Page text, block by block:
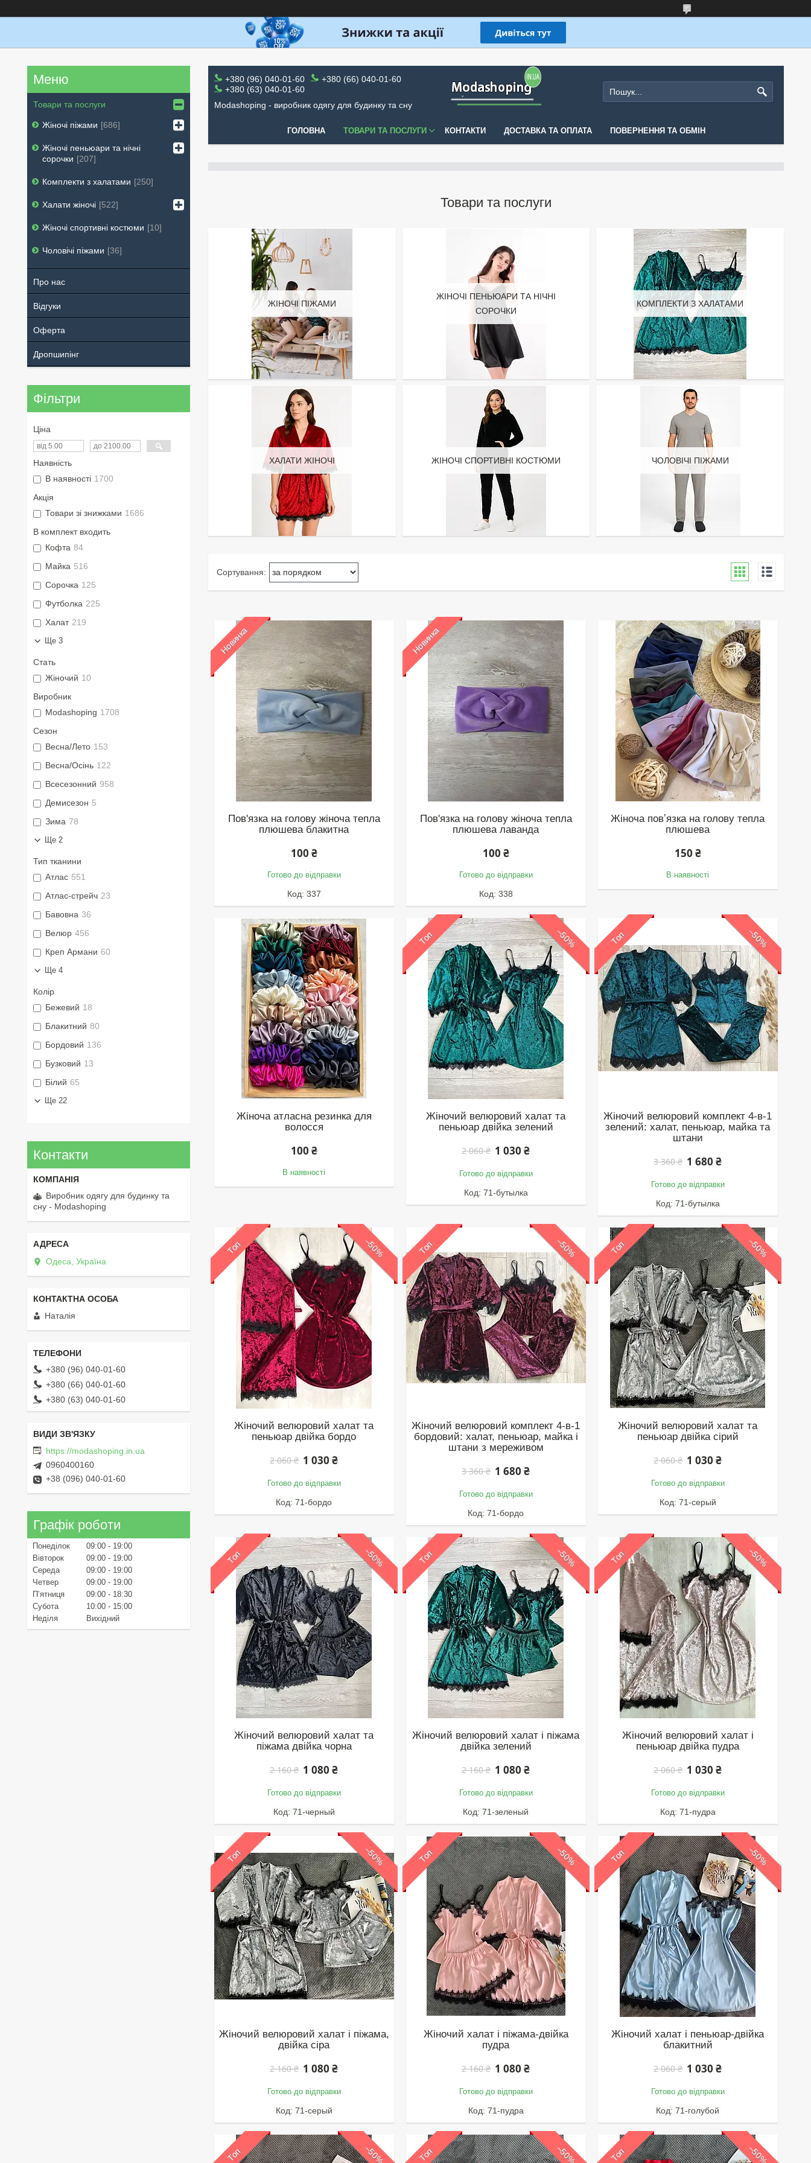
+380 (96) 040-01-60
+380 (66) 040-01-60
+380 (63) 040-01-60
Modashoping - виробник одягу для будинку та сну
ГОЛОВНА ТОВАРИ ТА ПОСЛУГИ КОНТАКТИ ДОСТАВКА ТА ОПЛАТА ПОВЕРНЕННЯ ТА ОБМІН
Товари та послуги
ЖІНОЧІ ПІЖАМИ
ЖІНОЧІ ПЕНЬЮАРИ ТА НІЧНІ
СОРОЧКИ
КОМПЛЕКТИ З ХАЛАТАМИ
ХАЛАТИ ЖІНОЧІ ЖІНОЧІ СПОРТИВНІ КОСТЮМИ ЧОЛОВІЧІ ПІЖАМИ
Новинка
Пов'язка на голову жіноча тепла
плюшева блакитна
100 ₴
Готово до відправки
337
Новинка
Пов'язка на голову жіноча тепла
плюшева лаванда
100 ₴
Готово до відправки
338
Жіноча повʼязка на голову тепла
плюшева
150 ₴
В наявності
Жіноча атласна резинка для
волосся
100 ₴
В наявності
Топ –50%
Жіночий велюровий халат та
пеньюар двійка зелений
2 060 ₴ 1 030 ₴
Готово до відправки
71-бутылка
Топ –50%
Жіночий велюровий комплект 4‑в‑1
зелений: халат, пеньюар, майка та
штани
3 360 ₴ 1 680 ₴
Готово до відправки
71-бутылка
Топ –50%
Жіночий велюровий халат та
пеньюар двійка бордо
2 060 ₴ 1 030 ₴
Готово до відправки
71-бордо
Топ –50%
Жіночий велюровий комплект 4‑в‑1
бордовий: халат, пеньюар, майка і
штани з мереживом
3 360 ₴ 1 680 ₴
Готово до відправки
71-бордо
Топ –50%
Жіночий велюровий халат та
пеньюар двійка сірий
2 060 ₴ 1 030 ₴
Готово до відправки
71-серый
Топ –50%
Жіночий велюровий халат та
піжама двійка чорна
2 160 ₴ 1 080 ₴
Готово до відправки
71-черный
Топ –50%
Жіночий велюровий халат і піжама
двійка зелений
2 160 ₴ 1 080 ₴
Готово до відправки
71-зеленый
Топ –50%
Жіночий велюровий халат і
пеньюар двійка пудра
2 060 ₴ 1 030 ₴
Готово до відправки
71-пудра
Топ –50%
Жіночий велюровий халат і піжама,
двійка сіра
2 160 ₴ 1 080 ₴
Готово до відправки
71-серый
Топ –50%
Жіночий халат і піжама-двійка
пудра
2 160 ₴ 1 080 ₴
Готово до відправки
71-пудра
Топ –50%
Жіночий халат і пеньюар-двійка
блакитний
2 060 ₴ 1 030 ₴
Готово до відправки
71-голубой
Топ –50% Топ –50% Топ –50%
Товари та послуги
Жіночі піжами 686
Жіночі пеньюари та нічні
сорочки
207
Комплекти з халатами 250
Халати жіночі 522
Жіночі спортивні костюми 10
Чоловічі піжами 36
Про нас
Відгуки
Оферта
Дропшипінг
Фільтри
Ціна
Наявність
В наявності 1700
Акція
Товари зі знижками 1686
В комплект входить
Кофта 84
Майка 516
Сорочка 125
Футболка 225
Халат 219
Ще 3
Стать
Жіночий 10
Виробник
Modashoping 1708
Сезон
Весна/Лето 153
Весна/Осінь 122
Всесезонний 958
Демисезон 5
Зима 78
Ще 2
Тип тканини
Атлас 551
Атлас-стрейч 23
Бавовна 36
Велюр 456
Креп Армани 60
Ще 4
Колір
Бежевий 18
Блакитний 80
Бордовий 136
Бузковий 13
Білий 65
Ще 22
Контакти
Виробник одягу для будинку та
сну - Modashoping
Одеса, Україна
Наталія
+380 (96) 040-01-60
+380 (66) 040-01-60
+380 (63) 040-01-60
https://modashoping.in.ua
0960400160
+38 (096) 040-01-60
Графік роботи
Понеділок 09:00
19:00
Вівторок
09:00
19:00
Середа
09:00
19:00
Четвер
09:00
19:00
Пʼятниця
09:00
18:30
Субота
10:00
15:00
Неділя
Вихідний